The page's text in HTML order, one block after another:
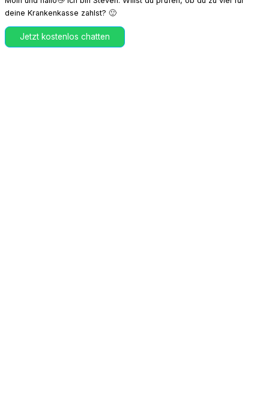
deine Krankenkasse zahlst? 🙂
Jetzt kostenlos chatten